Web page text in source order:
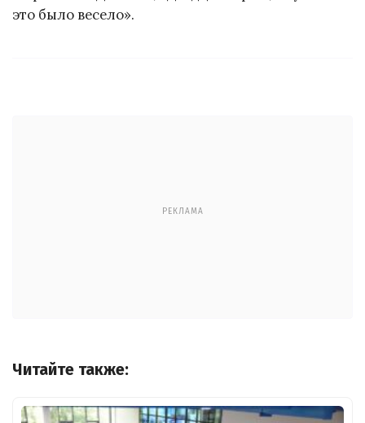
это было весело».
РЕКЛАМА
Читайте также: